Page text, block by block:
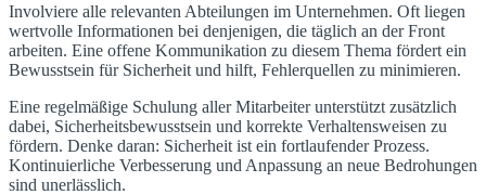
Involviere alle relevanten Abteilungen im Unternehmen. Oft liegen
wertvolle Informationen bei denjenigen, die täglich an der Front
arbeiten. Eine offene Kommunikation zu diesem Thema fördert ein
Bewusstsein für Sicherheit und hilft, Fehlerquellen zu minimieren.
Eine regelmäßige Schulung aller Mitarbeiter unterstützt zusätzlich
dabei, Sicherheitsbewusstsein und korrekte Verhaltensweisen zu
fördern. Denke daran: Sicherheit ist ein fortlaufender Prozess.
Kontinuierliche Verbesserung und Anpassung an neue Bedrohungen
sind unerlässlich.